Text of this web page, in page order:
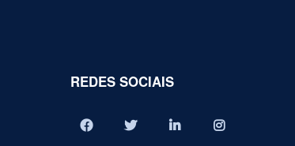
REDES SOCIAIS